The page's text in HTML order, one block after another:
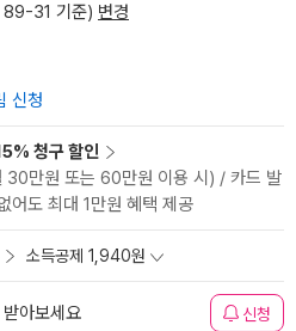
89-31 기준) 변경
신청
청구 할인
30만원 또는 60만원 이용 시) / 카드 발
어도 최대 1만원 혜택 제공
소득공제 1,940원
아보세요 신청